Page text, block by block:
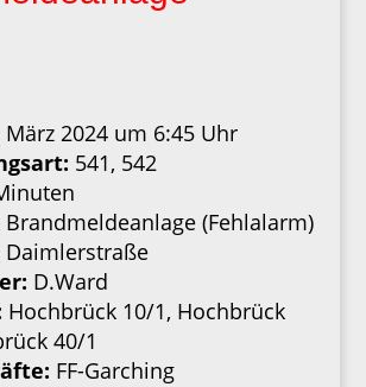
März 2024 um 6:45 Uhr
541, 542
Brandmeldeanlage (Fehlalarm)
Daimlerstraße
D.Ward
Hochbrück 10/1, Hochbrück
40/1
FF-Garching